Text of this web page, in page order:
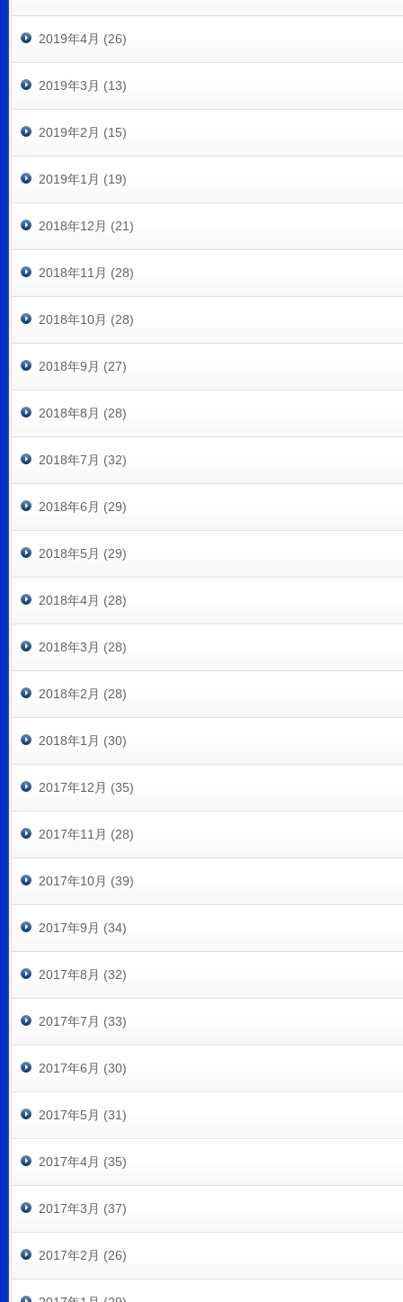
2019年4月 (26)
2019年3月 (13)
2019年2月 (15)
2019年1月 (19)
2018年12月 (21)
2018年11月 (28)
2018年10月 (28)
2018年9月 (27)
2018年8月 (28)
2018年7月 (32)
2018年6月 (29)
2018年5月 (29)
2018年4月 (28)
2018年3月 (28)
2018年2月 (28)
2018年1月 (30)
2017年12月 (35)
2017年11月 (28)
2017年10月 (39)
2017年9月 (34)
2017年8月 (32)
2017年7月 (33)
2017年6月 (30)
2017年5月 (31)
2017年4月 (35)
2017年3月 (37)
2017年2月 (26)